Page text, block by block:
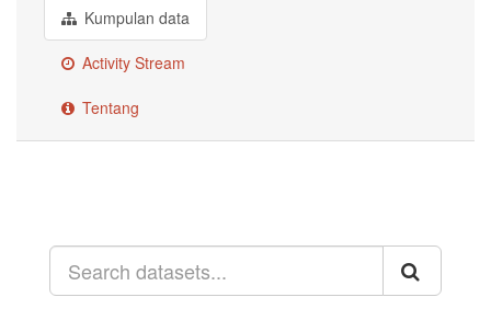
Kumpulan data
Activity Stream
Tentang